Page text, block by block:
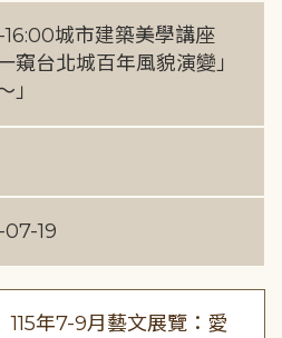
城市建築美學講座
窺台北城百年風貌演變」
」
19
115年7-9月藝文展覽：愛